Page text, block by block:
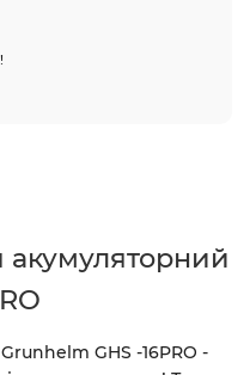
GHS -16PRO -